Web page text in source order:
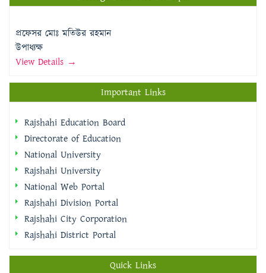
প্রফেসর মোঃ মতিউর রহমান
উপাধ্যক্ষ
View Details →
Important Links
Rajshahi Education Board
Directorate of Education
National University
Rajshahi University
National Web Portal
Rajshahi Division Portal
Rajshahi City Corporation
Rajshahi District Portal
Quick Links